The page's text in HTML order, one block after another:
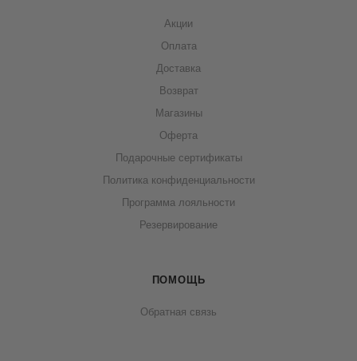
Акции
Оплата
Доставка
Возврат
Магазины
Оферта
Подарочные сертификаты
Политика конфиденциальности
Программа лояльности
Резервирование
ПОМОЩЬ
Обратная связь